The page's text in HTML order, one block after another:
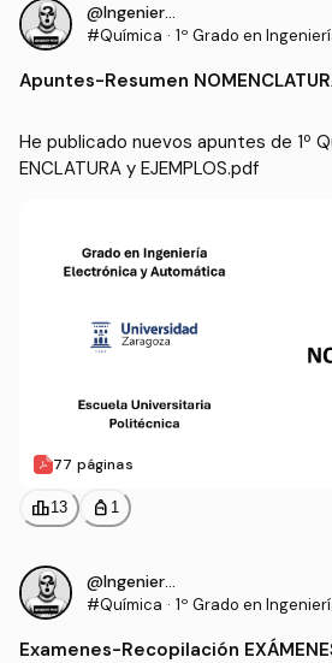
@IngenieroProo
#Química · 1º Grado en
Apuntes-Resumen
He publicado nuevos apuntes de 1º
ENCLATURA y EJEMPLOS.pdf
77 páginas
leaderboard13 personal_bag 1
@IngenieroProo
#Química · 1º Grado en
Examenes-Recopilación